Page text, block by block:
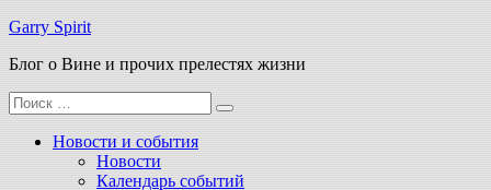
Перейти
содержимому
Garry Spirit
Блог о Вине и прочих прелестях жизни
Поиск
для:
Новости и события
Новости
Календарь событий